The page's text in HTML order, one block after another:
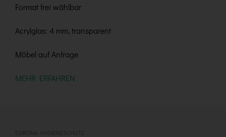
Format frei wählbar
Acrylglas: 4 mm, transparent
Möbel auf Anfrage
MEHR ERFAHREN
CORONA HYGIENESCHUTZ